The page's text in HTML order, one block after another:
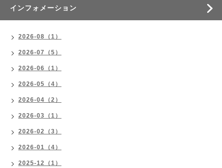
インフォメーション
2026-08（1）
2026-07（5）
2026-06（1）
2026-05（4）
2026-04（2）
2026-03（1）
2026-02（3）
2026-01（4）
2025-12（1）